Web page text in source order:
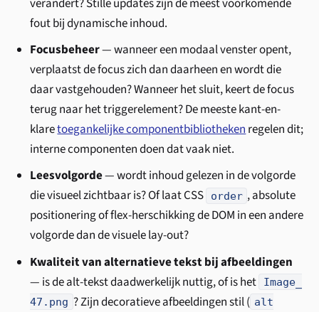
fout bij dynamische inhoud.
Focusbeheer— wanneer een modaal venster opent,
verplaatst de focus zich dan daarheen en wordt die
daar vastgehouden? Wanneer het sluit, keert de focus
terug naar het triggerelement? De meeste kant-en-
klaretoegankelijke componentbibliothekenregelen dit;
interne componenten doen dat vaak niet.
Leesvolgorde— wordt inhoud gelezen in de volgorde
die visueel zichtbaar is? Of laat CSS
order , absolute
positionering of flex-herschikking de DOM in een andere
volgorde dan de visuele lay-out?
Kwaliteit van alternatieve tekst bij afbeeldingen
— is de alt-tekst daadwerkelijk nuttig, of is het
Image_
47.png ? Zijn decoratieve afbeeldingen stil ( alt